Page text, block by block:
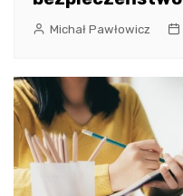
Michał Pawłowicz